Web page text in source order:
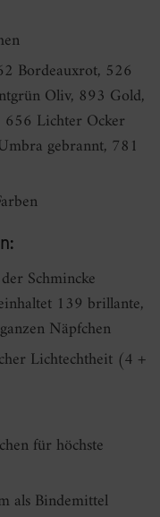
Bordeauxrot, 526
Oliv, 893 Gold,
Lichter Ocker
gebrannt, 781
Schmincke
139 brillante,
Näpfchen
Lichtechtheit (4 +
für höchste
als Bindemittel